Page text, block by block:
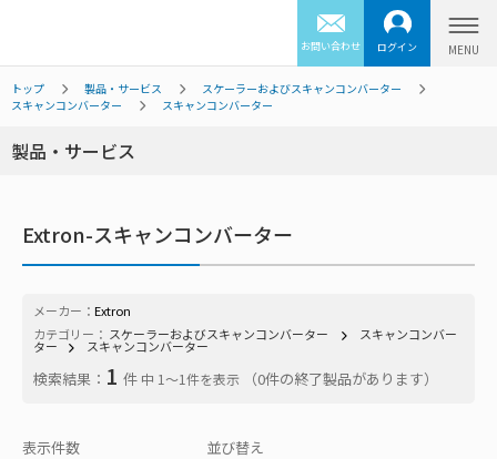
お問い合わせ ログイン
トップ 製品・サービス
スケーラーおよびスキャンコンバーター
スキャンコンバーター
スキャンコンバーター
製品・サービス
Extron-スキャンコンバーター
メーカー： Extron
カテゴリー： スケーラーおよびスキャンコンバーター スキャンコンバー
ター スキャンコンバーター
検索結果： 1 件 中 1〜1件を表示 （0件の終了製品があります）
表示件数 並び替え